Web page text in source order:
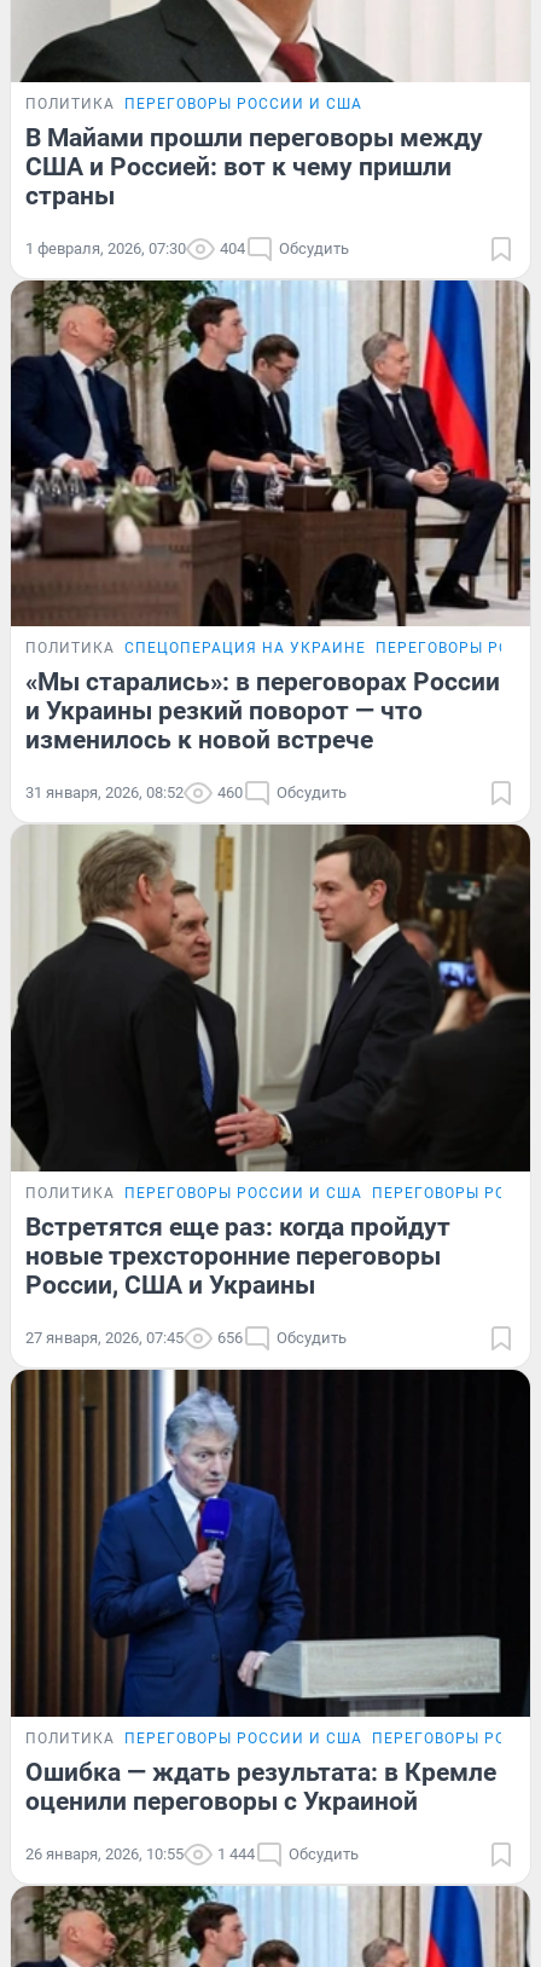
ПОЛИТИКА ПЕРЕГОВОРЫ РОССИИ И США
В Майами прошли переговоры между
США и Россией: вот к чему пришли
страны
1 февраля, 2026, 07:30 404 Обсудить
ПОЛИТИКА СПЕЦОПЕРАЦИЯ НА УКРАИНЕ ПЕРЕГОВОРЫ
«Мы старались»: в переговорах России
и Украины резкий поворот — что
изменилось к новой встрече
31 января, 2026, 08:52 460 Обсудить
ПОЛИТИКА ПЕРЕГОВОРЫ РОССИИ И США ПЕРЕГОВОРЫ
Встретятся еще раз: когда пройдут
новые трехсторонние переговоры
России, США и Украины
27 января, 2026, 07:45 656 Обсудить
ПОЛИТИКА ПЕРЕГОВОРЫ РОССИИ И США ПЕРЕГОВОРЫ
Ошибка — ждать результата: в Кремле
оценили переговоры с Украиной
26 января, 2026, 10:55 1 444 Обсудить